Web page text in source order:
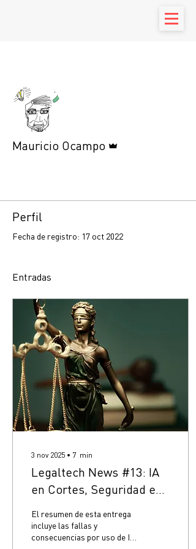
Mauricio Ocampo
Perfil
Fecha de registro: 17 oct 2022
Entradas
3 nov 2025 ∙ 7 min
Legaltech News #13: IA
en Cortes, Seguridad en
Humanos tokenizados.
El resumen de esta entrega
incluye las fallas y
consecuencias por uso de IA